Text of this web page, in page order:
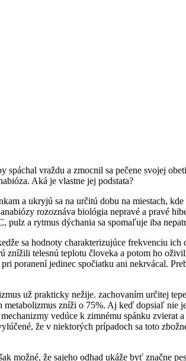
vraždu a zmocnil sa pečene svojej
Aká je vlastne jej podstata?
a ukryjú sa na určitú dobu na miestach,
rozoznáva biológia nepravé a pravé
pulz a rytmus dýchania sa spomaľuje iba
sa hodnoty charakterizujúce frekvenciu ich
telesnú teplotu človeka a potom ho
poranení jedinec spočiatku ani nekrvácal.
už prakticky nežije. zachovaním určitej
zníži o 75%. Aj keď dopsiaľ nie
vedúce k zimnému spánku
že v niektorých prípadoch sa toto
možné, že sajeho odhad ukáže byť značne